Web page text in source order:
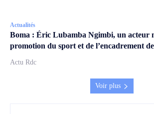
Actualités
Boma : Éric Lubamba Ngimbi, un acteur
promotion du sport et de l’encadrement
Actu Rdc
Voir plus